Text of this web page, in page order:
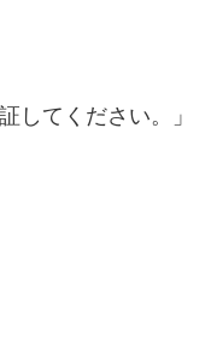
してください。」